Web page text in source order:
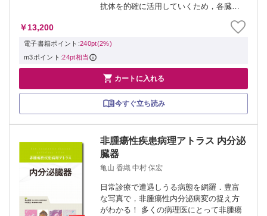
抗体を的確に活用していくため，各臓
別診断の進め方，診断のピットフォール
などについて，1,300点を超える図表とと
￥13,200
電子書籍ポイント:240pt(2%)
m3ポイント:24pt相当
 カートに入れる
今すぐ立ち読み
非腫瘍性疾患病理アトラス 内分泌
臓器
亀山 香織 中村 保宏
日常診療で遭遇しうる病態を網羅．豊富
な写真で，非腫瘍性内分泌病変の捉え方
がわかる！ 多くの病理医にとって非腫瘍